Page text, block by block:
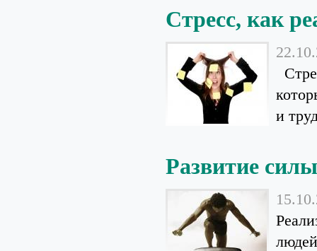
Стресс, как
и
Развитие